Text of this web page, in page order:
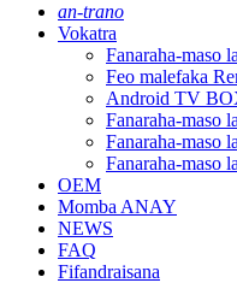
an-trano
Vokatra
Fanaraha-maso
Feo malefaka
Android TV
Fanaraha-maso
Fanaraha-maso
Fanaraha-maso
OEM
Momba ANAY
NEWS
FAQ
Fifandraisana